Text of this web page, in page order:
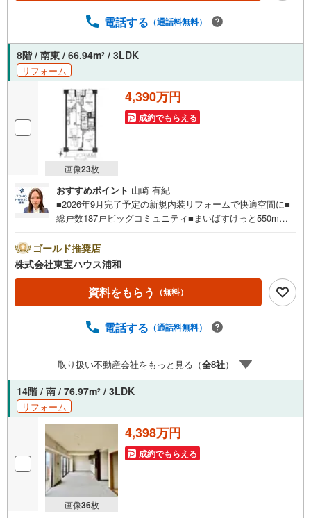
どセキュリティ対策が施された安心の住まいです。
電話する （通話料無料）
8階 / 南東 / 66.94m2 / 3LDK
リフォーム
画像23枚
4,390万円
成約でもらえる
おすすめポイント 山崎 有紀
■2026年9月完了予定の新規内装リフォームで快適空間に■
総戸数187戸ビッグコミュニティ■まいばすけっと550m
休）こちらの時間帯はお電話でのお問い合わせがスムーズ
にご案内できますぜひお気軽にご連絡下さい！東宝ハウス
ライフソリューションズグループ 東宝ハウス浦和 特別
提携金利〔一例〕東宝ハウス浦和の住宅ローン■変動金利全
期間引下げプラン⇒住宅ローン金利優遇割の最大適用《0.8
期間35年の総返済額の差額:303万円※2026年7月末実行分ま
対応ライフプランニング、かけつけサポート、Club Offプレ
ミアムなど多彩なサービスがございます
ゴールド推奨店
株式会社東宝ハウス浦和
資料をもらう （無料）
電話する （通話料無料）
取り扱い不動産会社をもっと見る（全8社）
14階 / 南 / 76.97m2 / 3LDK
リフォーム
画像36枚
4,398万円
成約でもらえる